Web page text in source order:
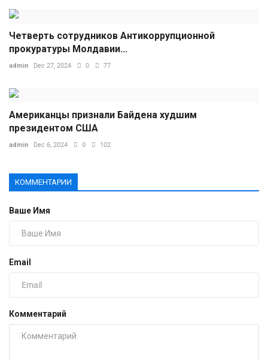
Четверть сотрудников Антикоррупционной
прокуратуры Молдавии...
admin Dec 27, 2024 0 77
Американцы признали Байдена худшим
президентом США
admin Dec 6, 2024 0 102
КОММЕНТАРИИ
Ваше Имя
Email
Комментарий